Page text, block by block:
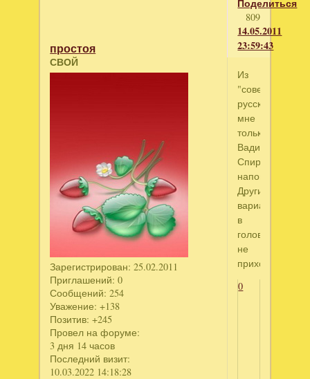
Поделиться
809
14.05.2011
23:59:43
простоя
СВОЙ
Зарегистрирован: 25.02.2011
Приглашений: 0
Сообщений: 254
Уважение: +138
Позитив: +245
Провел на форуме:
3 дня 14 часов
Последний визит:
10.03.2022 14:18:28
Из
"советско-
русских"
мне
только
Вадима
Спиридонова
напоминает.
Других
вариантов
в
голову
не
приходит.
0